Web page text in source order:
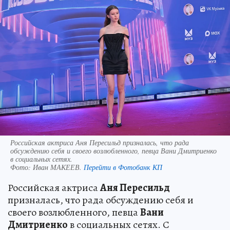
Российская актриса Аня Пересильд призналась, что рада
обсуждению себя и своего возлюбленного, певца Вани Дмитриенко
в социальных сетях.
Фото: Иван МАКЕЕВ. Перейти в Фотобанк КП
Российская актрисаАня Пересильд
призналась, что рада обсуждению себя и
своего возлюбленного, певцаВани
Дмитриенков социальных сетях. С